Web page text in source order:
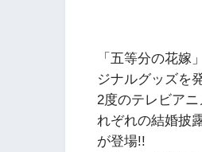
「五等分の花嫁
ジナルグッズを
2度のテレビア
れぞれの結婚披
が登場!!